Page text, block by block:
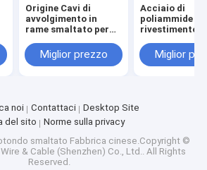
Origine Cavi di
avvolgimento in
rame smaltato per
2800VMiglior prezzo
Acciaio di
poliammide di
rivestimento
3,2 mm RoHS
approvato
Miglior
noi Contattaci
Desktop Site
del sito
Norme sulla privacy
smaltato Fabbrica cinese.Copyright ©
& Cable (Shenzhen) Co., Ltd.. All Rights
Reserved.